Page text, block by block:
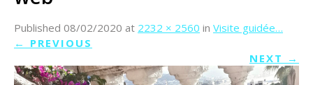
Published 08/02/2020 at 2232 × 2560 in Visite guidée…
← PREVIOUS
NEXT →